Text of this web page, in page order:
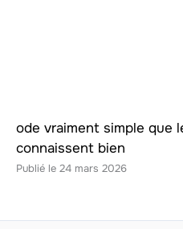
ode vraiment simple que
connaissent bien
24 mars 2026